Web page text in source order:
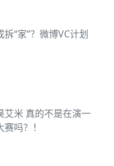
“家”？微博VC计划
艾米 真的不是在演一
吗？！